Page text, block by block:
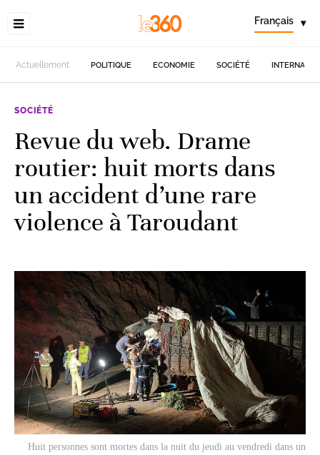
Français ▾
Actuellement POLITIQUE ECONOMIE SOCIÉTÉ
SOCIÉTÉ
Revue du web. Drame
routier: huit morts dans
un accident d’une rare
violence à Taroudant
Huit personnes sont mortes dans la nuit du jeudi au vendredi dans un